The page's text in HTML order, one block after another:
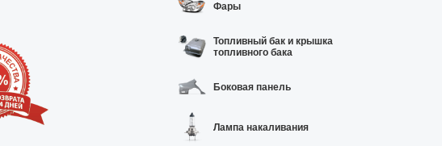
Фары
Топливный бак и крышка
топливного бака
Боковая панель
Лампа накаливания